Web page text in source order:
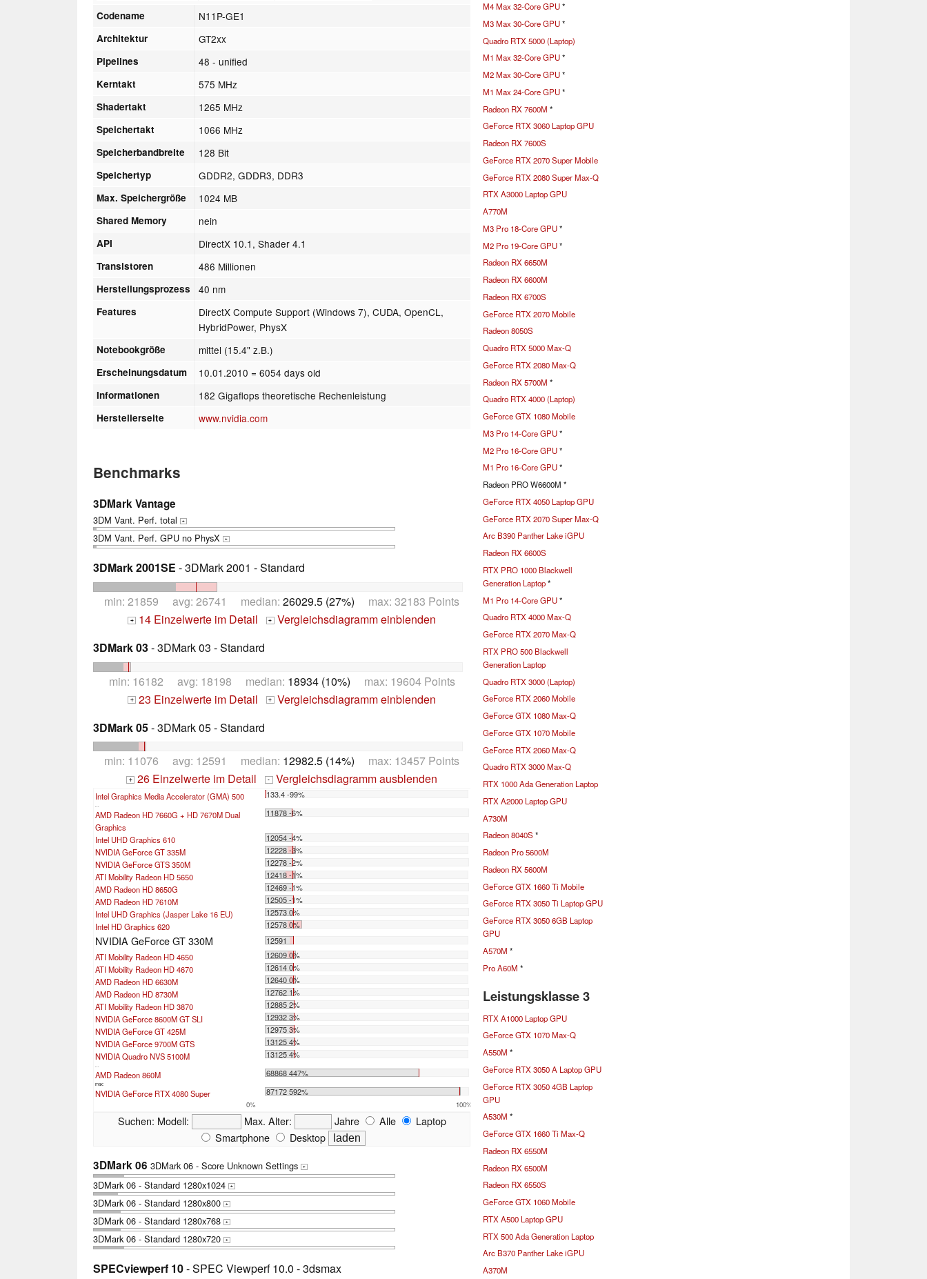
Codename N11P-GE1
Architektur GT2xx
Pipelines 48 - unified
Kerntakt 575 MHz
Shadertakt 1265 MHz
Speichertakt 1066 MHz
Speicherbandbreite 128 Bit
Speichertyp GDDR2, GDDR3, DDR3
Max. Speichergröße 1024 MB
Shared Memory nein
API DirectX 10.1, Shader 4.1
Transistoren 486 Millionen
Herstellungsprozess 40 nm
Features
DirectX Compute Support (Windows 7), CUDA, OpenCL,
HybridPower, PhysX
Notebookgröße mittel (15.4" z.B.)
Erscheinungsdatum 10.01.2010 = 6054 days old
Informationen 182 Gigaflops theoretische Rechenleistung
Herstellerseite www.nvidia.com
Benchmarks
3DMark Vantage
3DM Vant. Perf. total +
3DM Vant. Perf. GPU no PhysX +
3DMark 2001SE - 3DMark 2001 - Standard
min: 21859 avg: 26741 median: 26029.5 (27%) max: 32183 Points
+ 14 Einzelwerte im Detail + Vergleichsdiagramm einblenden
3DMark 03- 3DMark 03 - Standard
min: 16182 avg: 18198 median: 18934 (10%) max: 19604 Points
+ 23 Einzelwerte im Detail + Vergleichsdiagramm einblenden
3DMark 05- 3DMark 05 - Standard
min: 11076 avg: 12591 median: 12982.5 (14%) max: 13457 Points
+ 26 Einzelwerte im Detail - Vergleichsdiagramm ausblenden
Intel Graphics Media Accelerator (GMA) 500 133.4 -99%
...
AMD Radeon HD 7660G + HD 7670M Dual
Graphics
11878 -6%
Intel UHD Graphics 610
12054 -4%
NVIDIA GeForce GT 335M
12228 -3%
NVIDIA GeForce GTS 350M
12278 -2%
ATI Mobility Radeon HD 5650
12418 -1%
AMD Radeon HD 8650G
12469 -1%
AMD Radeon HD 7610M
12505 -1%
Intel UHD Graphics (Jasper Lake 16 EU)
12573 0%
Intel HD Graphics 620
12578 0%
NVIDIA GeForce GT 330M
12591
ATI Mobility Radeon HD 4650
12609 0%
ATI Mobility Radeon HD 4670
12614 0%
AMD Radeon HD 6630M
12640 0%
AMD Radeon HD 8730M
12762 1%
ATI Mobility Radeon HD 3870
12885 2%
NVIDIA GeForce 8600M GT SLI
12932 3%
NVIDIA GeForce GT 425M
12975 3%
NVIDIA GeForce 9700M GTS
13125 4%
NVIDIA Quadro NVS 5100M
13125 4%
...
AMD Radeon 860M 68868 447%
max:
NVIDIA GeForce RTX 4080 Super 87172 592%
0% 100%
Suchen: Modell: Max. Alter: Jahre Alle
Laptop
Smartphone
Desktop
3DMark 06 3DMark 06 - Score Unknown Settings +
3DMark 06 - Standard 1280x1024 +
3DMark 06 - Standard 1280x800 +
3DMark 06 - Standard 1280x768 +
3DMark 06 - Standard 1280x720 +
SPECviewperf 10- SPEC Viewperf 10.0 - 3dsmax
M4 Max 32-Core GPU*
M3 Max 30-Core GPU*
Quadro RTX 5000 (Laptop)
M1 Max 32-Core GPU*
M2 Max 30-Core GPU*
M1 Max 24-Core GPU*
Radeon RX 7600M *
GeForce RTX 3060 Laptop GPU
Radeon RX 7600S
GeForce RTX 2070 Super Mobile
GeForce RTX 2080 Super Max-Q
RTX A3000 Laptop GPU
A770M
M3 Pro 18-Core GPU*
M2 Pro 19-Core GPU*
Radeon RX 6650M
Radeon RX 6600M
Radeon RX 6700S
GeForce RTX 2070 Mobile
Radeon 8050S
Quadro RTX 5000 Max-Q
GeForce RTX 2080 Max-Q
Radeon RX 5700M *
Quadro RTX 4000 (Laptop)
GeForce GTX 1080 Mobile
M3 Pro 14-Core GPU*
M2 Pro 16-Core GPU*
M1 Pro 16-Core GPU*
Radeon PRO W6600M *
GeForce RTX 4050 Laptop GPU
GeForce RTX 2070 Super Max-Q
Arc B390 Panther Lake iGPU
Radeon RX 6600S
RTX PRO 1000 Blackwell
Generation Laptop*
M1 Pro 14-Core GPU*
Quadro RTX 4000 Max-Q
GeForce RTX 2070 Max-Q
RTX PRO 500 Blackwell
Generation Laptop
Quadro RTX 3000 (Laptop)
GeForce RTX 2060 Mobile
GeForce GTX 1080 Max-Q
GeForce GTX 1070 Mobile
GeForce RTX 2060 Max-Q
Quadro RTX 3000 Max-Q
RTX 1000 Ada Generation Laptop
RTX A2000 Laptop GPU
A730M
Radeon 8040S *
Radeon Pro 5600M
Radeon RX 5600M
GeForce GTX 1660 Ti Mobile
GeForce RTX 3050 Ti Laptop GPU
GeForce RTX 3050 6GB Laptop
GPU
A570M *
Pro A60M *
Leistungsklasse 3
RTX A1000 Laptop GPU
GeForce GTX 1070 Max-Q
A550M *
GeForce RTX 3050 A Laptop GPU
GeForce RTX 3050 4GB Laptop
GPU
A530M *
GeForce GTX 1660 Ti Max-Q
Radeon RX 6550M
Radeon RX 6500M
Radeon RX 6550S
GeForce GTX 1060 Mobile
RTX A500 Laptop GPU
RTX 500 Ada Generation Laptop
Arc B370 Panther Lake iGPU
A370M